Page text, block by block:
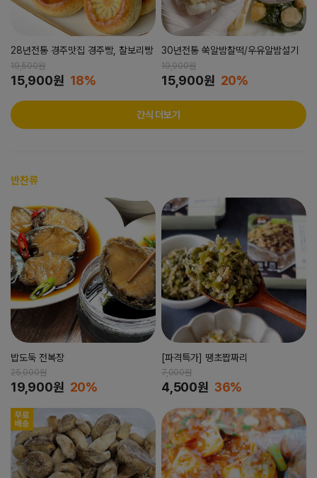
28년전통 경주맛집 경주빵, 찰보리빵
19,500원
15,900원 18%
30년전통 쑥알밤찰떡/우유알밤설기
19,900원
15,900원 20%
간식 더보기
반찬류
밥도둑 전복장
25,000원
19,900원 20%
[파격특가] 땡초짭짜리
7,000원
4,500원 36%